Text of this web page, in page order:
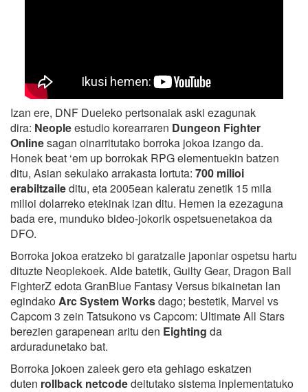
Izan ere, DNF Dueleko pertsonaiak aski ezagunak
dira: Neopleestudio korearraren Dungeon Fighter
Onlinesagan oinarritutako borroka jokoa izango da.
Honek beat ‘em up borrokak RPG elementuekin batzen
ditu, Asian sekulako arrakasta lortuta: 700 milioi
erabiltzaileditu, eta 2005ean kaleratu zenetik 15 mila
milioi dolarreko etekinak izan ditu. Hemen ia ezezaguna
bada ere, munduko bideo-jokorik ospetsuenetakoa da
DFO.
Borroka jokoa eratzeko bi garatzaile japoniar ospetsu hartu
dituzte Neoplekoek. Alde batetik, Guilty Gear, Dragon Ball
FighterZ edota GranBlue Fantasy Versus bikainetan lan
egindako Arc System Worksdago; bestetik, Marvel vs
Capcom 3 zein Tatsukono vs Capcom: Ultimate All Stars
berezien garapenean aritu den Eighting da
arduradunetako bat.
Borroka jokoen zaleek gero eta gehiago eskatzen
duten rollback netcodedeitutako sistema inplementatuko